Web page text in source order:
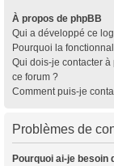
À propos de phpBB
Qui a développé ce
Pourquoi la
Qui dois-je contacter à
ce forum ?
Comment puis-je
Problèmes de
Pourquoi ai-je besoin